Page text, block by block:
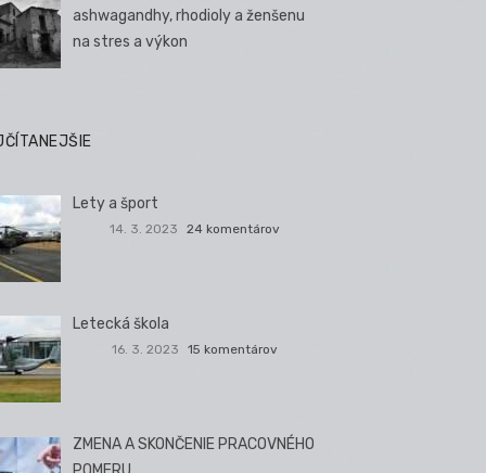
ashwagandhy, rhodioly a ženšenu
na stres a výkon
Lety a šport
14. 3. 2023 24 komentárov
Letecká škola
16. 3. 2023 15 komentárov
ZMENA A SKONČENIE PRACOVNÉHO